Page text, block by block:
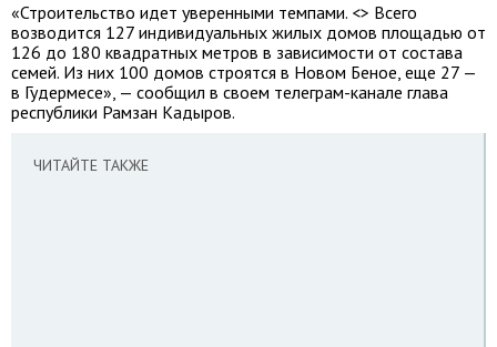
«Строительство идет уверенными темпами. <> Всего
возводится 127 индивидуальных жилых домов площадью от
126 до 180 квадратных метров в зависимости от состава
семей. Из них 100 домов строятся в Новом Беное, еще 27 —
в Гудермесе», — сообщил в своем телеграм-канале глава
республики Рамзан Кадыров.
ЧИТАЙТЕ ТАКЖЕ